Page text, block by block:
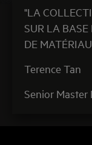
"LA
SUR LA BASE
DE
Terence Tan
Senior Master